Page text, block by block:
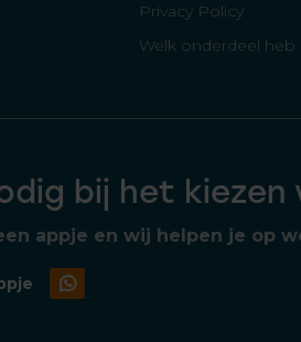
Privacy Policy
Welk onderdeel heb
bij het
appje en wij helpen je op